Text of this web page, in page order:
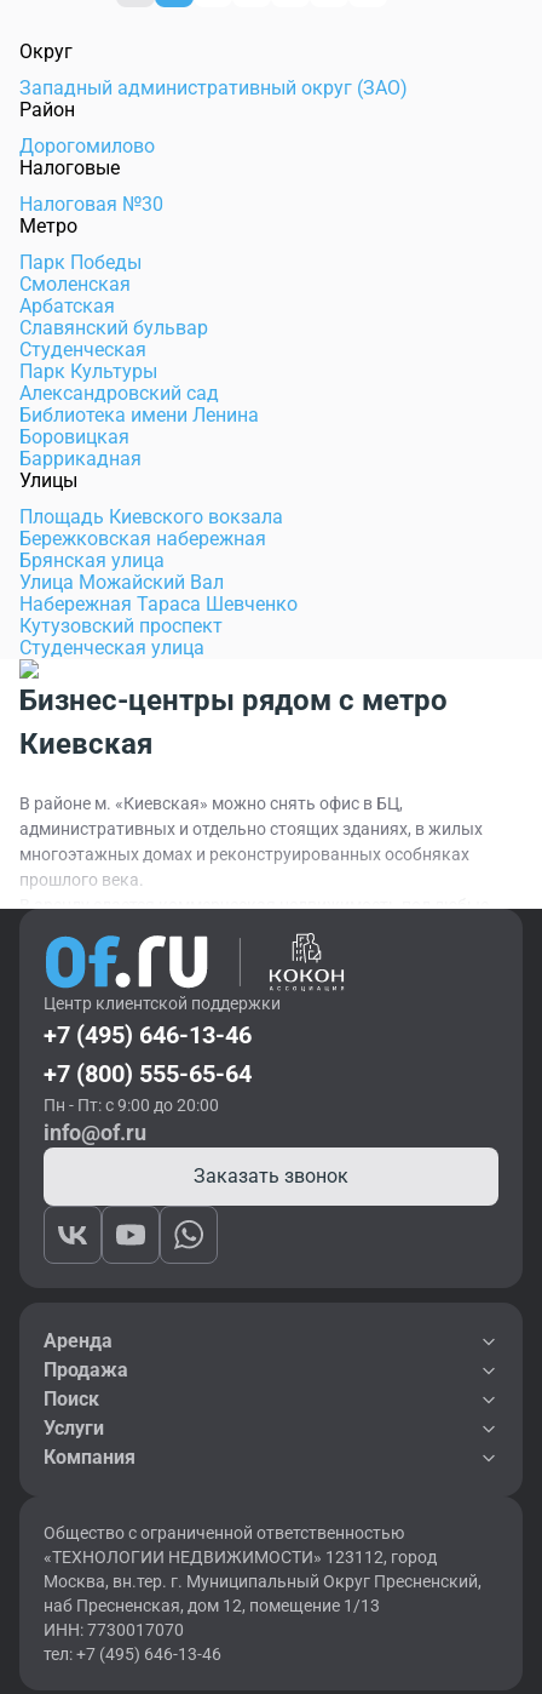
Округ
Западный административный округ (ЗАО)
Район
Дорогомилово
Налоговые
Налоговая №30
Метро
Парк Победы
Смоленская
Арбатская
Славянский бульвар
Студенческая
Парк Культуры
Александровский сад
Библиотека имени Ленина
Боровицкая
Баррикадная
Улицы
Площадь Киевского вокзала
Бережковская набережная
Брянская улица
Улица Можайский Вал
Набережная Тараса Шевченко
Кутузовский проспект
Студенческая улица
Бизнес-центры рядом с метро
Киевская
В районе м. «Киевская» можно снять офис в БЦ,
административных и отдельно стоящих зданиях, в жилых
многоэтажных домах и реконструированных особняках
прошлого века.
В аренду сдается коммерческая недвижимость под любые
• классов A, B и C;
• без ремонта (можно самостоятельно выбрать дизайн
потолка, пола и стен) и с отделкой (выполнена качественными
• разной площади и планировки, на цокольном или первом
этаже и выше, с отдельным или общим входом.
Инфраструктура
В районе ст. м. «Киевская» расположены бесплатные
автомобильные парковки и остановки наземного городского
МФЦ, супермаркеты, магазины брендовой одежды, отделения
банков и банкоматы, аптеки и другие значимые объекты.
Аренда офисного помещения от собственника — это
прозрачные условия и отсутствие переплат.
Центр клиентской поддержки
+7 (495) 646-13-46
+7 (800) 555-65-64
Пн - Пт: с 9:00 до 20:00
info@of.ru
Заказать звонок
Аренда
Продажа
Поиск
Услуги
Компания
Общество с ограниченной ответственностью
«ТЕХНОЛОГИИ НЕДВИЖИМОСТИ» 123112, город
Москва, вн.тер. г. Муниципальный Округ Пресненский,
наб Пресненская, дом 12, помещение 1/13
ИНН: 7730017070
тел: +7 (495) 646-13-46